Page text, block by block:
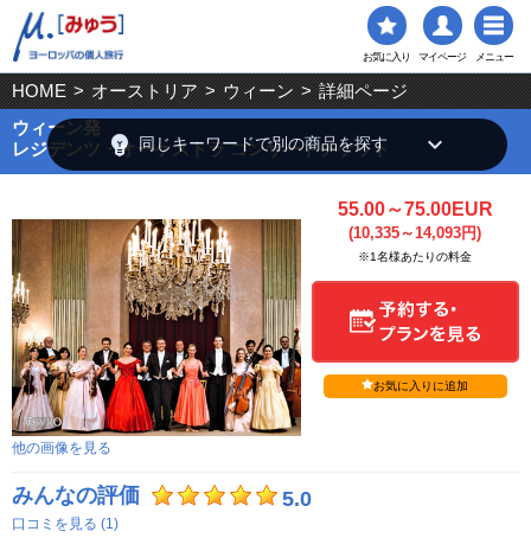
お気に入り マイページ メニュー
HOME > オーストリア > ウィーン > 詳細ページ
ウィーン発
レジデンツ・オーケストラ コンサートチケット
他の画像を見る
55.00～75.00EUR
(10,335～14,093円)
※1名様あたりの料金
お気に入りに追加
みんなの評価 5.0
口コミを見る (1)
emoji_objects同じキーワードで別の商品を探す keyboard_arrow_down